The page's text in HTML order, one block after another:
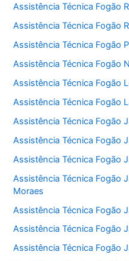
Assistência Técnica Fogão
Assistência Técnica Fogão
Assistência Técnica Fogão
Assistência Técnica Fogão
Assistência Técnica Fogão
Assistência Técnica Fogão
Assistência Técnica Fogão
Assistência Técnica Fogão
Assistência Técnica Fogão
Assistência Técnica Fogão
Moraes
Assistência Técnica Fogão
Assistência Técnica Fogão
Assistência Técnica Fogão